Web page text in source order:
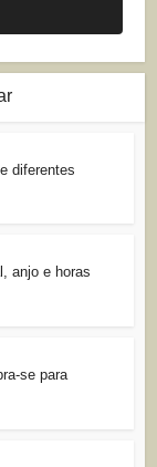
diferentes
anjo e horas
se para